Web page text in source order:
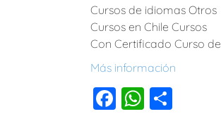
Cursos de idiomas Otros
Cursos en Chile Cursos
Con Certificado Curso de
Más información
F
W